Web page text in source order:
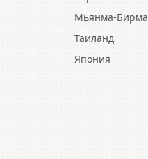
Мьянма-Бирма
Таиланд
Япония